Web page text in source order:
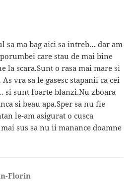
sa ma bag aici sa intreb… dar am
care stau de mai bine
la scara.Sunt o rasa mai mare si
vra sa le gasesc stapanii ca cei
si sunt foarte blanzi.Nu zboara
si beau apa.Sper sa nu fie
le-am asigurat o cusca
sus sa nu ii manance doamne
Florin